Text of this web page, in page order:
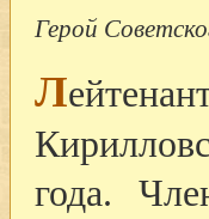
Герой
Л
года.